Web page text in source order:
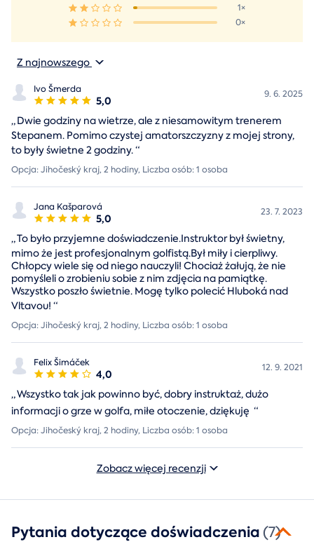
1×
0×
Z najnowszego
Ivo Šmerda
5,0 9. 6. 2025
„Dwie godziny na wietrze, ale z niesamowitym trenerem
Stepanem. Pomimo czystej amatorszczyzny z mojej strony,
to były świetne 2 godziny.“
Opcja: Jihočeský kraj, 2 hodiny, Liczba osób: 1 osoba
Jana Kašparová
5,0 23. 7. 2023
„To było przyjemne doświadczenie.Instruktor był świetny,
mimo że jest profesjonalnym golfistą.Był miły i cierpliwy.
Chłopcy wiele się od niego nauczyli! Chociaż żałują, że nie
pomyśleli o zrobieniu sobie z nim zdjęcia na pamiątkę.
Wszystko poszło świetnie. Mogę tylko polecić Hluboká nad
Vltavou! “
Opcja: Jihočeský kraj, 2 hodiny, Liczba osób: 1 osoba
Felix Šimáček
4,0 12. 9. 2021
„Wszystko tak jak powinno być, dobry instruktaż, dużo
informacji o grze w golfa, miłe otoczenie, dziękuję “
Opcja: Jihočeský kraj, 2 hodiny, Liczba osób: 1 osoba
Zobacz więcej recenzji
Pytania dotyczące doświadczenia(7)